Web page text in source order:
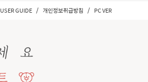
USER GUIDE / 개인정보취급방침 / PC VER